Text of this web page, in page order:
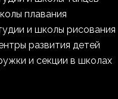
плавания
и школы рисования
развития детей
и секции в школах